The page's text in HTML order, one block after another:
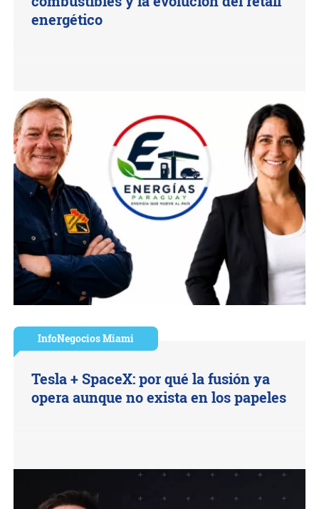
energético
InfoNegocios Miami
Tesla + SpaceX: por qué la fusión ya
opera aunque no exista en los papeles